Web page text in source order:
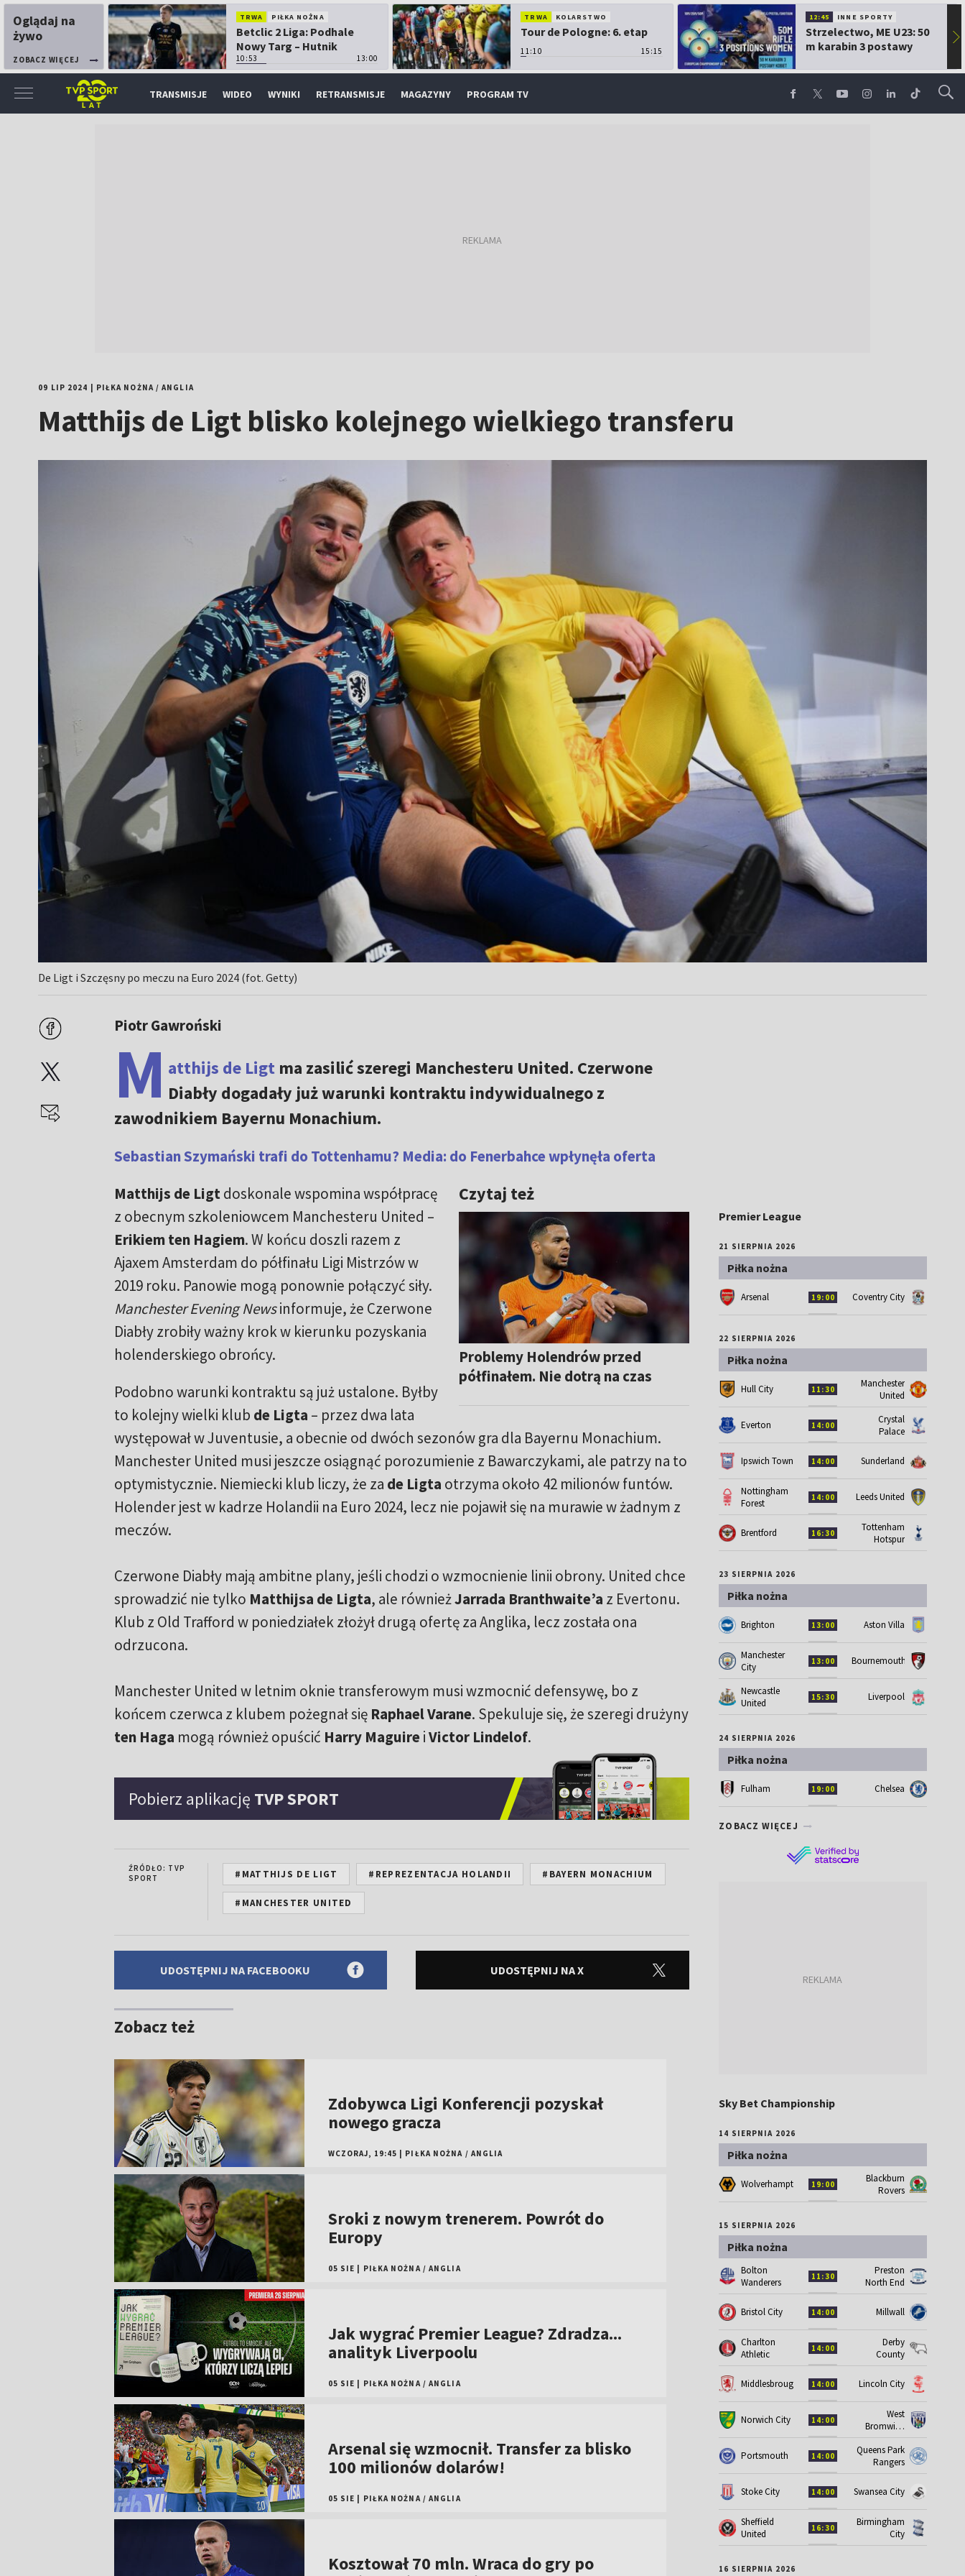
Oglądaj na
żywo
ZOBACZ WIĘCEJ
TRWA PIŁKA NOŻNA
Betclic 2 Liga: Podhale
Nowy Targ – Hutnik
Kraków
10:53 13:00
TRWA KOLARSTWO
Tour de Pologne: 6. etap
11:10 15:15
12:45 INNE SPORTY
Strzelectwo, ME U23: 50
m karabin 3 postawy
▶
TRANSMISJE WIDEO WYNIKI RETRANSMISJE MAGAZYNY PROGRAM TV
09 LIP 2024 PIŁKA NOŻNA/ANGLIA
Matthijs de Ligt blisko kolejnego wielkiego transferu
De Ligt i Szczęsny po meczu na Euro 2024 (fot. Getty)
Piotr Gawroński
M atthijs de Ligtma zasilić szeregi Manchesteru United. Czerwone
Diabły dogadały już warunki kontraktu indywidualnego z
zawodnikiem Bayernu Monachium.
Sebastian Szymański trafi do Tottenhamu? Media: do Fenerbahce wpłynęła oferta
Czytaj też
Problemy Holendrów przed
półfinałem. Nie dotrą na czas
Matthijs de Ligtdoskonale wspomina współpracę
z obecnym szkoleniowcem Manchesteru United –
Erikiem ten Hagiem. W końcu doszli razem z
Ajaxem Amsterdam do półfinału Ligi Mistrzów w
2019 roku. Panowie mogą ponownie połączyć siły.
Manchester Evening Newsinformuje, że Czerwone
Diabły zrobiły ważny krok w kierunku pozyskania
holenderskiego obrońcy.
Podobno warunki kontraktu są już ustalone. Byłby
to kolejny wielki klub de Ligta – przez dwa lata
występował w Juventusie, a obecnie od dwóch sezonów gra dla Bayernu Monachium.
Manchester United musi jeszcze osiągnąć porozumienie z Bawarczykami, ale patrzy na to
optymistycznie. Niemiecki klub liczy, że za de Ligta otrzyma około 42 milionów funtów.
Holender jest w kadrze Holandii na Euro 2024, lecz nie pojawił się na murawie w żadnym z
meczów.
Czerwone Diabły mają ambitne plany, jeśli chodzi o wzmocnienie linii obrony. United chce
sprowadzić nie tylko Matthijsa de Ligta, ale równieżJarrada Branthwaite’a z Evertonu.
Klub z Old Trafford w poniedziałek złożył drugą ofertę za Anglika, lecz została ona
odrzucona.
Manchester United w letnim oknie transferowym musi wzmocnić defensywę, bo z
końcem czerwca z klubem pożegnał się Raphael Varane. Spekuluje się, że szeregi drużyny
ten Haga mogą również opuścić Harry MaguireiVictor Lindelof.
Pobierz aplikację TVP SPORT
ŹRÓDŁO: TVP
SPORT
#MATTHIJS DE LIGT #REPREZENTACJA HOLANDII #BAYERN MONACHIUM
#MANCHESTER UNITED
UDOSTĘPNIJ NA FACEBOOKU UDOSTĘPNIJ NA X
Zobacz też
Zdobywca Ligi Konferencji pozyskał
nowego gracza
WCZORAJ, 19:45 PIŁKA NOŻNA / ANGLIA
Sroki z nowym trenerem. Powrót do
Europy
05 SIE PIŁKA NOŻNA / ANGLIA
Jak wygrać Premier League? Zdradza...
analityk Liverpoolu
05 SIE PIŁKA NOŻNA / ANGLIA
Arsenal się wzmocnił. Transfer za blisko
100 milionów dolarów!
05 SIE PIŁKA NOŻNA / ANGLIA
Kosztował 70 mln. Wraca do gry po
Premier League
21 SIERPNIA 2026
Piłka nożna
Arsenal 19:00 Coventry City
22 SIERPNIA 2026
Piłka nożna
Hull City 11:30
Manchester
United
Everton 14:00
Crystal
Palace
Ipswich Town 14:00 Sunderland
Nottingham
Forest
14:00 Leeds United
Brentford 16:30
Tottenham
Hotspur
23 SIERPNIA 2026
Piłka nożna
Brighton 13:00 Aston Villa
Manchester
City
13:00 Bournemouth
Newcastle
United
15:30 Liverpool
24 SIERPNIA 2026
Piłka nożna
Fulham 19:00 Chelsea
ZOBACZ WIĘCEJ
Sky Bet Championship
14 SIERPNIA 2026
Piłka nożna
Wolverhampton 19:00
Blackburn
Rovers
15 SIERPNIA 2026
Piłka nożna
Bolton
Wanderers
11:30
Preston
North End
Bristol City 14:00 Millwall
Charlton
Athletic
14:00
Derby
County
Middlesbrough 14:00 Lincoln City
Norwich City 14:00
West
Bromwich
Albion
Portsmouth
14:00
Queens Park
Rangers
Stoke City 14:00 Swansea City
Sheffield
United
16:30
Birmingham
City
16 SIERPNIA 2026